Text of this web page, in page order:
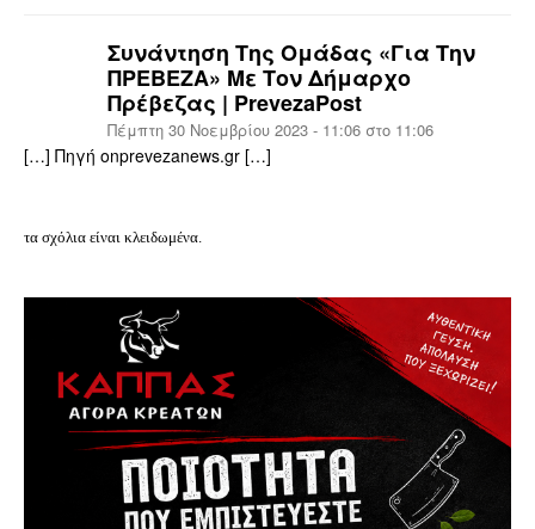
Συνάντηση Της Ομάδας «για Την
ΠΡΕΒΕΖΑ» Με Τον Δήμαρχο
Πρέβεζας | PrevezaPost
Πέμπτη 30 Νοεμβρίου 2023 - 11:06 στο 11:06
[…] Πηγή onprevezanews.gr […]
τα σχόλια είναι κλειδωμένα.